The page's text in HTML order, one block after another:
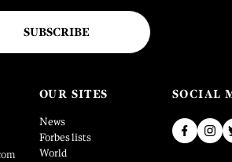
SUBSCRIBE
OUR SITES
News
Forbes lists
World
SOCIAL